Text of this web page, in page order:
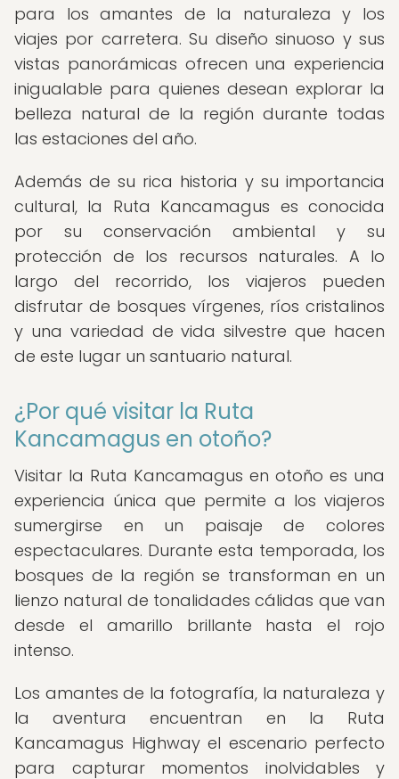
para los amantes de la naturaleza y los
viajes por carretera. Su diseño sinuoso y sus
vistas panorámicas ofrecen una experiencia
inigualable para quienes desean explorar la
belleza natural de la región durante todas
las estaciones del año.
Además de su rica historia y su importancia
cultural, la Ruta Kancamagus es conocida
por su conservación ambiental y su
protección de los recursos naturales. A lo
largo del recorrido, los viajeros pueden
disfrutar de bosques vírgenes, ríos cristalinos
y una variedad de vida silvestre que hacen
de este lugar un santuario natural.
¿Por qué visitar la Ruta
Kancamagus en otoño?
Visitar la Ruta Kancamagus en otoño es una
experiencia única que permite a los viajeros
sumergirse en un paisaje de colores
espectaculares. Durante esta temporada, los
bosques de la región se transforman en un
lienzo natural de tonalidades cálidas que van
desde el amarillo brillante hasta el rojo
intenso.
Los amantes de la fotografía, la naturaleza y
la aventura encuentran en la Ruta
Kancamagus Highway el escenario perfecto
para capturar momentos inolvidables y